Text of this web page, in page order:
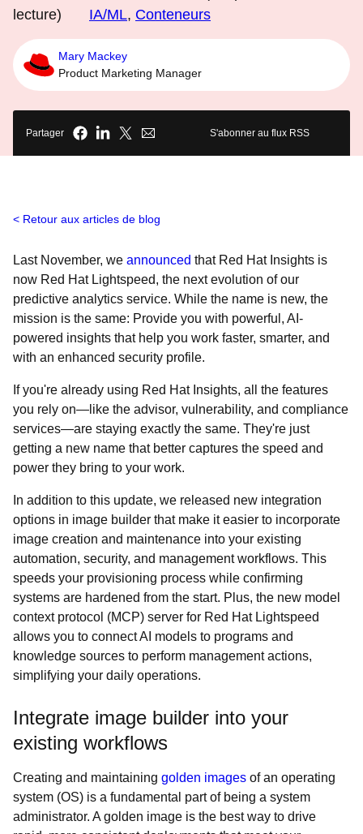
lecture)
IA/ML, Conteneurs
Mary Mackey
Product Marketing Manager
Partager S'abonner au flux RSS
Retour aux articles de blog
Last November, we announced that Red Hat Insights is
now Red Hat Lightspeed, the next evolution of our
predictive analytics service. While the name is new, the
mission is the same: Provide you with powerful, AI-
powered insights that help you work faster, smarter, and
with an enhanced security profile.
If you're already using Red Hat Insights, all the features
you rely on—like the advisor, vulnerability, and compliance
services—are staying exactly the same. They're just
getting a new name that better captures the speed and
power they bring to your work.
In addition to this update, we released new integration
options in image builder that make it easier to incorporate
image creation and maintenance into your existing
automation, security, and management workflows. This
speeds your provisioning process while confirming
systems are hardened from the start. Plus, the new model
context protocol (MCP) server for Red Hat Lightspeed
allows you to connect AI models to programs and
knowledge sources to perform management actions,
simplifying your daily operations.
Integrate image builder into your
existing workflows
Creating and maintaining golden images of an operating
system (OS) is a fundamental part of being a system
administrator. A golden image is the best way to drive